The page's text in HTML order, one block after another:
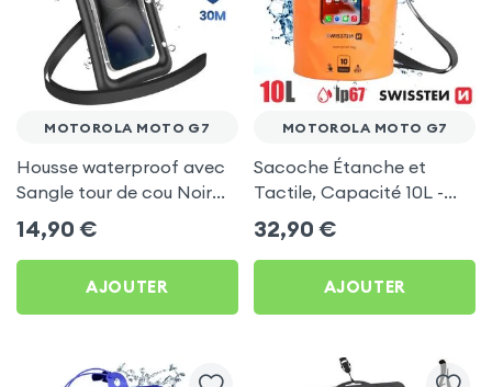
MOTOROLA MOTO G7
Housse waterproof avec
Sangle tour de cou Noir
pour Motorola Moto G7
14,90 €
AJOUTER
MOTOROLA MOTO G7
Sacoche Étanche et
Tactile, Capacité 10L -
Swissten pour Motorola
Moto G7
32,90 €
AJOUTER